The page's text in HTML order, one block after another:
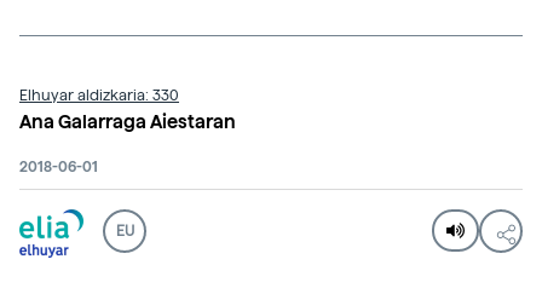
Elhuyar aldizkaria: 330
Ana Galarraga Aiestaran
2018-06-01
EU